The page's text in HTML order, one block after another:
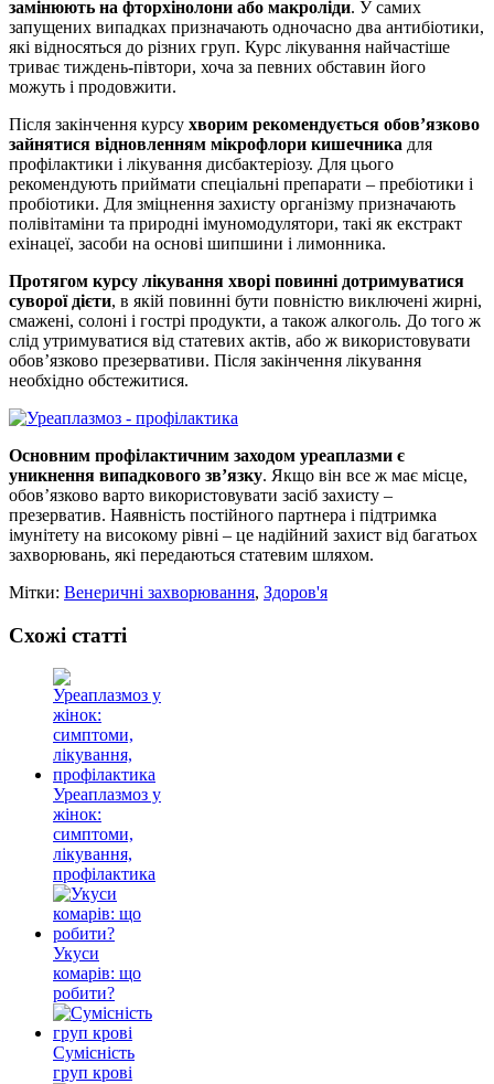
замінюють на фторхінолони або макроліди. У самих
запущених випадках призначають одночасно два антибіотики,
які відносяться до різних груп. Курс лікування найчастіше
триває тиждень-півтори, хоча за певних обставин його
можуть і продовжити.
Після закінчення курсу хворим рекомендується обов’язково
зайнятися відновленням мікрофлори кишечника для
профілактики і лікування дисбактеріозу. Для цього
рекомендують приймати спеціальні препарати – пребіотики і
пробіотики. Для зміцнення захисту організму призначають
полівітаміни та природні імуномодулятори, такі як екстракт
ехінацеї, засоби на основі шипшини і лимонника.
Протягом курсу лікування хворі повинні дотримуватися
суворої дієти, в якій повинні бути повністю виключені жирні,
смажені, солоні і гострі продукти, а також алкоголь. До того ж
слід утримуватися від статевих актів, або ж використовувати
обов’язково презервативи. Після закінчення лікування
необхідно обстежитися.
Основним профілактичним заходом уреаплазми є
уникнення випадкового зв’язку. Якщо він все ж має місце,
обов’язково варто використовувати засіб захисту –
презерватив. Наявність постійного партнера і підтримка
імунітету на високому рівні – це надійний захист від багатьох
захворювань, які передаються статевим шляхом.
Мітки: Венеричні захворювання, Здоров'я
Схожі статті
Уреаплазмоз у
жінок:
симптоми,
лікування,
профілактика
Укуси
комарів: що
робити?
Сумісність
груп крові